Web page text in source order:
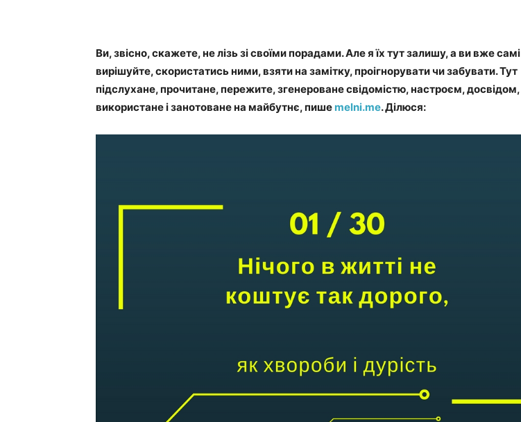
Ви, звісно, скажете, не лізь зі своїми порадами. Але я їх тут залишу, а ви вже самі
вирішуйте, скористатись ними, взяти на замітку, проігнорувати чи забувати. Тут
підслухане, прочитане, пережите, згенероване свідомістю, настроєм, досвідом,
використане і занотоване на майбутнє, пише melni.me. Ділюся: